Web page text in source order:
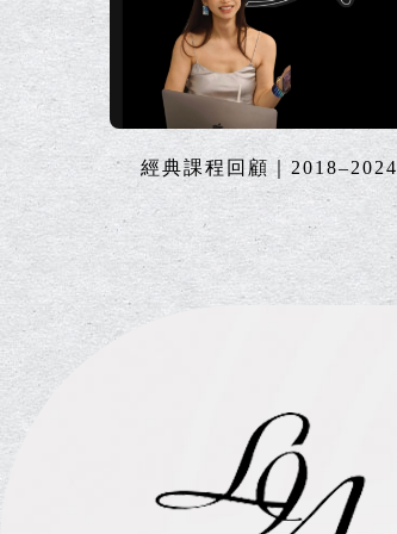
經典課程回顧｜2018–2024